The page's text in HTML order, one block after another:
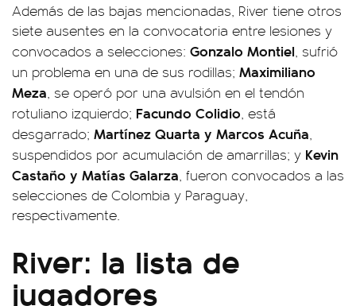
Además de las bajas mencionadas, River tiene otros
siete ausentes en la convocatoria entre lesiones y
convocados a selecciones: Gonzalo Montiel, sufrió
un problema en una de sus rodillas; Maximiliano
Meza, se operó por una avulsión en el tendón
rotuliano izquierdo; Facundo Colidio, está
desgarrado; Martínez Quarta y Marcos Acuña,
suspendidos por acumulación de amarrillas; y Kevin
Castaño y Matías Galarza, fueron convocados a las
selecciones de Colombia y Paraguay,
respectivamente.
River: la lista de
jugadores